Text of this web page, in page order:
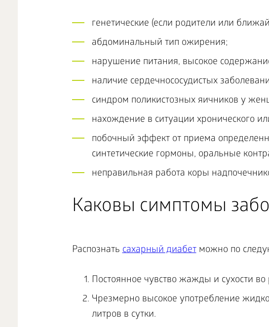
генетические (если родители или
абдоминальный тип ожирения;
нарушение питания, высокое
наличие сердечнососудистых
синдром поликистозных яичников у
нахождение в ситуации хронического
побочный эффект от приема
синтетические гормоны, оральные
неправильная работа коры
Каковы симптомы
Распознатьсахарный диабетможно по
Постоянное чувство жажды и сухости во
Чрезмерно высокое употребление
литров в сутки.